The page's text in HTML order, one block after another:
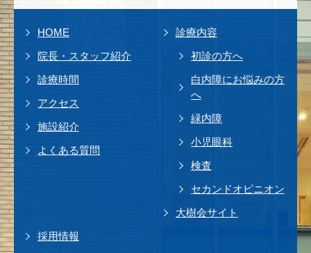
HOME
院長・スタッフ紹介
診療時間
アクセス
施設紹介
よくある質問
診療内容
初診の方へ
白内障にお悩みの方
へ
緑内障
小児眼科
検査
セカンドオピニオン
大樹会サイト
採用情報